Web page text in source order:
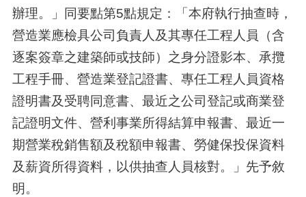
辦理。」同要點第5點規定：「本府執行抽查時，
營造業應檢具公司負責人及其專任工程人員（含
逐案簽章之建築師或技師）之身分證影本、承攬
工程手冊、營造業登記證書、專任工程人員資格
證明書及受聘同意書、最近之公司登記或商業登
記證明文件、營利事業所得結算申報書、最近一
期營業稅銷售額及稅額申報書、勞健保投保資料
及薪資所得資料，以供抽查人員核對。」先予敘
明。